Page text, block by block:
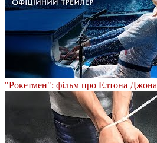
"Рокетмен": фільм про Елтона Джона